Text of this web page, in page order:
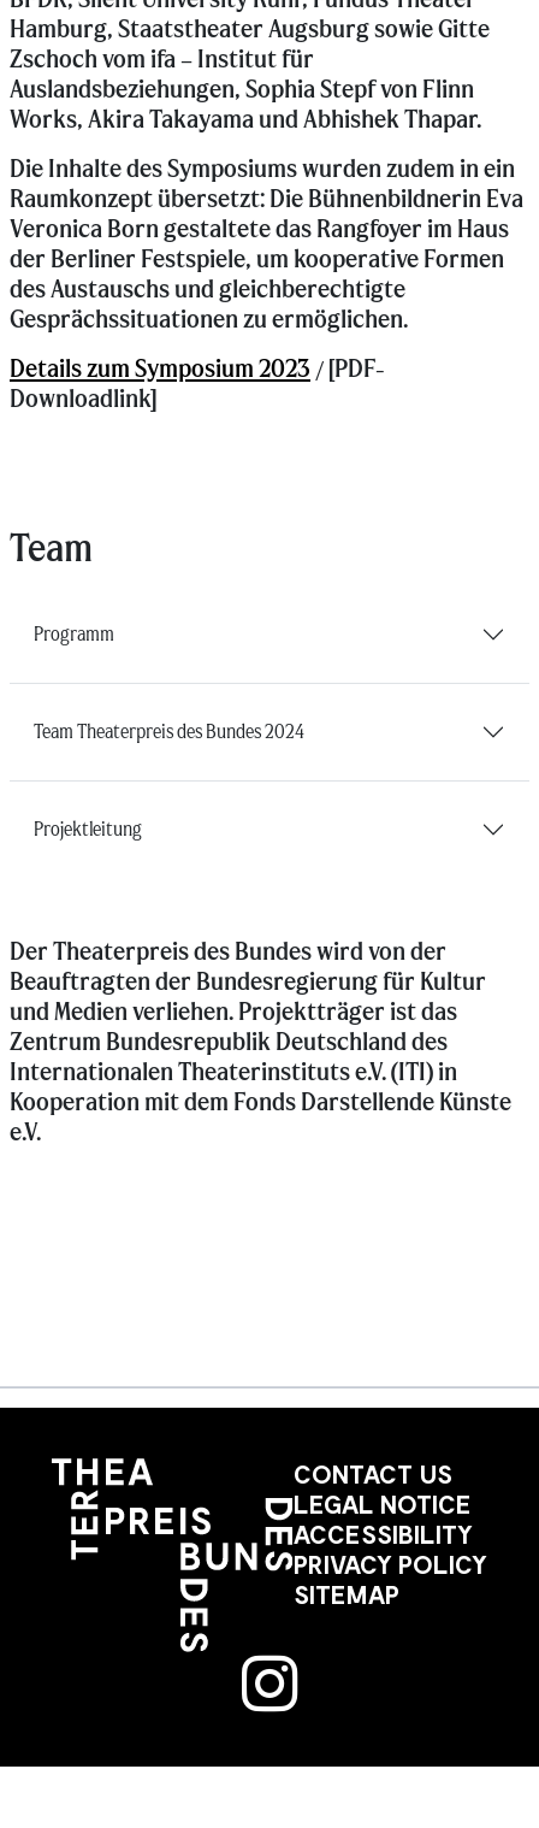
Hamburg, Staatstheater Augsburg sowie Gitte
Zschoch vom ifa – Institut für
Auslandsbeziehungen, Sophia Stepf von Flinn
Works, Akira Takayama und Abhishek Thapar.
Die Inhalte des Symposiums wurden zudem in ein
Raumkonzept übersetzt: Die Bühnenbildnerin Eva
Veronica Born gestaltete das Rangfoyer im Haus
der Berliner Festspiele, um kooperative Formen
des Austauschs und gleichberechtigte
Gesprächssituationen zu ermöglichen.
Details zum Symposium 2023 / [PDF-
Downloadlink]
Team
Programm
Team Theaterpreis des Bundes 2024
Projektleitung
Der Theaterpreis des Bundes wird von der
Beauftragten der Bundesregierung für Kultur
und Medien verliehen. Projektträger ist das
Zentrum Bundesrepublik Deutschland des
Internationalen Theaterinstituts e.V. (ITI) in
Kooperation mit dem Fonds Darstellende Künste
e.V.
CONTACT US
LEGAL NOTICE
ACCESSIBILITY
PRIVACY POLICY
SITEMAP